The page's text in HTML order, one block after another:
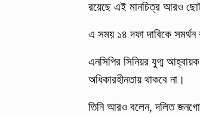
রয়েছে এই মানচিত্র আরও
এ সময় ১৪ দফা দাবিকে সমর্থন
এনসিপির সিনিয়র যুগ্ম
অধিকারহীনতায় থাকবে না।
তিনি আরও বলেন, দলিত